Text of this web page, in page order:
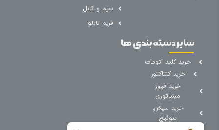
سیم و کابل
فریم تابلو
سایر دسته بندی ها
خرید کلید اتومات
خرید کنتاکتور
خرید فیوز
مینیاتوری
خرید میکرو
سوئیچ